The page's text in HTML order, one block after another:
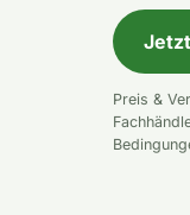
Preis &